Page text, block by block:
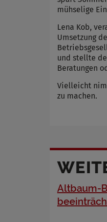
mühselige
Lena Kob,
Umsetzung
und stellte
Beratungen
Vielleicht
zu machen.
Altbaum-